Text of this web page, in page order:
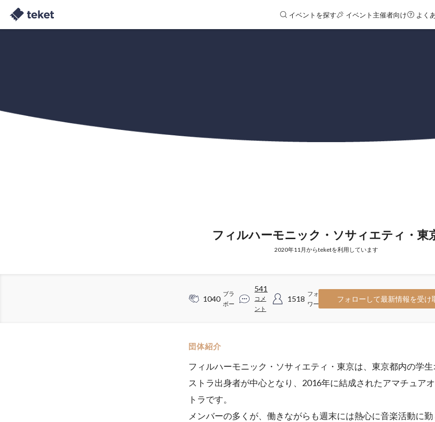
イベントを探す イベント主催者向け よく
フィルハーモニック・ソサィエティ・東
2020年11月からteketを利用しています
1040
ブラ
ボー
541
コメ
ント
1518
フォロ
ワー
フォローして最新情報を受け
団体紹介
フィルハーモニック・ソサィエティ・東京は、東京都内の学
ストラ出身者が中心となり、2016年に結成されたアマチュア
トラです。
メンバーの多くが、働きながらも週末には熱心に音楽活動に